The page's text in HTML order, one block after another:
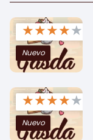
★★★★★
Nuevo
★★★★★
Nuevo